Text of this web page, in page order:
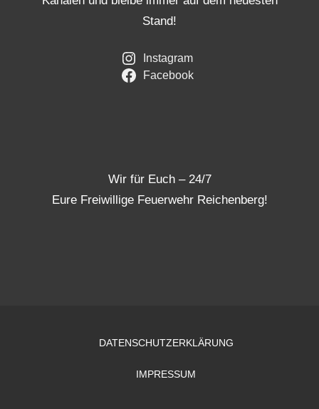
Stand!
Instagram
Facebook
Wir für Euch – 24/7
Eure Freiwillige Feuerwehr Reichenberg!
DATENSCHUTZERKLÄRUNG
IMPRESSUM